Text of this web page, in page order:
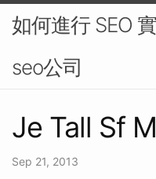
如何進行 SEO
seo公司
Je Tall Sf
Sep 21, 2013